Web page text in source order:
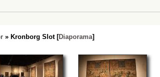
» Kronborg Slot [Diaporama]